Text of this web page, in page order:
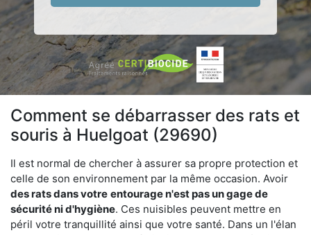
Comment se débarrasser des rats et
souris à Huelgoat (29690)
Il est normal de chercher à assurer sa propre protection et
celle de son environnement par la même occasion. Avoir
des rats dans votre entourage n'est pas un gage de
sécurité ni d'hygiène. Ces nuisibles peuvent mettre en
péril votre tranquillité ainsi que votre santé. Dans un l'élan